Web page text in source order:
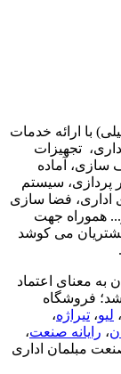
با ارائه خدمات
تجهیزات
سازی، آماده
پردازی، سیستم
اداری، فضا سازی
هموراه جهت
می کوشد
به معنای اعتماد
فروشگاه
، لیو، تیراژه،
، رایانه صنعت،
مبلمان اداری